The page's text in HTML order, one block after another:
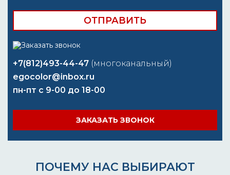
+7(812)493-44-47 (многоканальный)
egocolor@inbox.ru
пн-пт с 9-00 до 18-00
ЗАКАЗАТЬ ЗВОНОК
ПОЧЕМУ НАС ВЫБИРАЮТ